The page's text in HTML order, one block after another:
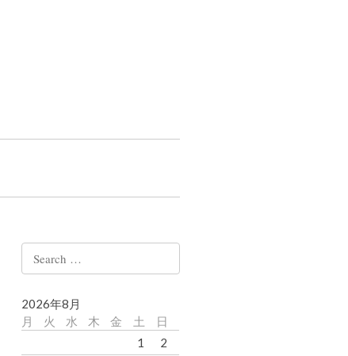
for:
2026年8月
月
火 水 木 金 土
日
1
2